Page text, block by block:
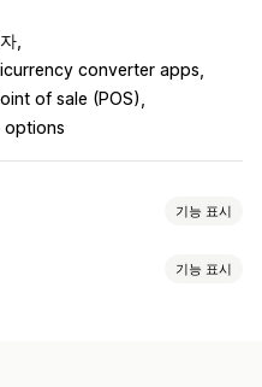
converter apps
of sale (POS)
options
기능 표시
기능 표시